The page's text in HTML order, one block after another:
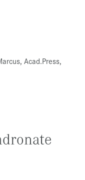
Acad.Press,